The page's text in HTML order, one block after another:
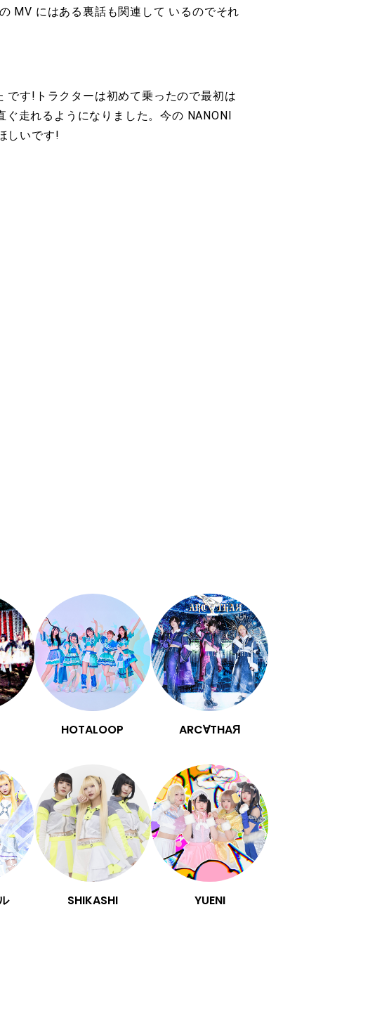
MV にはある裏話も関連して いるのでそれ
です!トラクターは初めて乗ったので最初は
走れるようになりました。今の NANONI
しいです!
HOTALOOP ARC∀THAЯ
SHIKASHI YUENI